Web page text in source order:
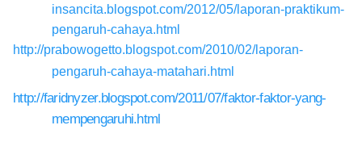
insancita.blogspot.com/2012/05/laporan-praktikum-
pengaruh-cahaya.html
http://prabowogetto.blogspot.com/2010/02/laporan-
pengaruh-cahaya-matahari.html
http://faridnyzer.blogspot.com/2011/07/faktor-faktor-yang-
mempengaruhi.html